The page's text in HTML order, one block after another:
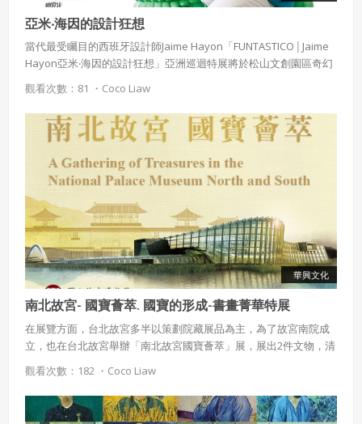
亞米‧海因的設計狂想
當代最受矚目的西班牙設計師Jaime Hayon「FUNTASTICO│Jaime
Hayon亞米‧海因的設計狂想」亞洲巡迴特展將於松山文創園區奇幻
登場！亞米˙海因擅長將天馬行空的創意轉化為現實創作，結合時
尚、潮流、實用與童趣，巧妙地遊走在設計與藝術邊緣！
觀看次數：81 ・ Coco Liaw
華興文化
南北故宮- 國寶薈萃. 國寶的形成-書畫菁華特展
在展覽方面，台北故宮多半以策劃院藏展品為主，為了故宮南院成
立，也在台北故宮舉辦「南北故宮國寶薈萃」展，展出2件文物，清
乾隆「金甌永固杯」與清乾隆「玉燭長調燭台」。
觀看次數：182 ・ Coco Liaw